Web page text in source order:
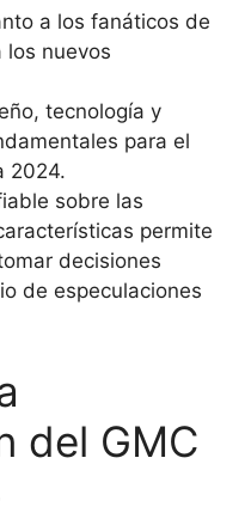
a los fanáticos de
los nuevos
tecnología y
para el
2024.
sobre las
permite
decisiones
de especulaciones
del GMC